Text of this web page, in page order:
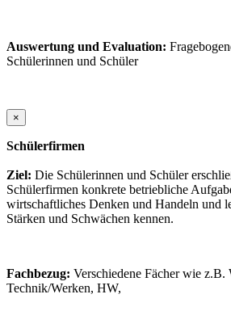
Auswertung und Evaluation:
Schülerinnen und Schüler
×
Schülerfirmen
Ziel: Die Schülerinnen und Schüler
Schülerfirmen konkrete betriebliche
wirtschaftliches Denken und Handeln und
Stärken und Schwächen kennen.
Fachbezug: Verschiedene Fächer wie z.B.
Technik/Werken, HW,